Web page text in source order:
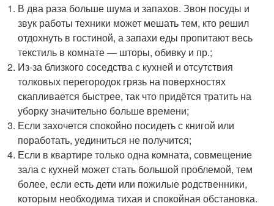
В два раза больше шума и запахов. Звон посуды и
звук работы техники может мешать тем, кто решил
отдохнуть в гостиной, а запахи еды пропитают весь
текстиль в комнате — шторы, обивку и пр.;
Из-за близкого соседства с кухней и отсутствия
толковых перегородок грязь на поверхностях
скапливается быстрее, так что придётся тратить на
уборку значительно больше времени;
Если захочется спокойно посидеть с книгой или
поработать, уединиться не получится;
Если в квартире только одна комната, совмещение
зала с кухней может стать большой проблемой, тем
более, если есть дети или пожилые родственники,
которым необходима тихая и спокойная обстановка.